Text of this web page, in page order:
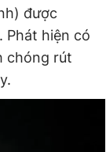
được
Phát hiện có
chóng rút